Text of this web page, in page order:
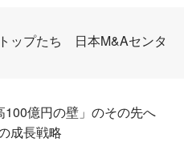
ップたち 日本M&Aセンタ
億円の壁」のその先へ
成長戦略